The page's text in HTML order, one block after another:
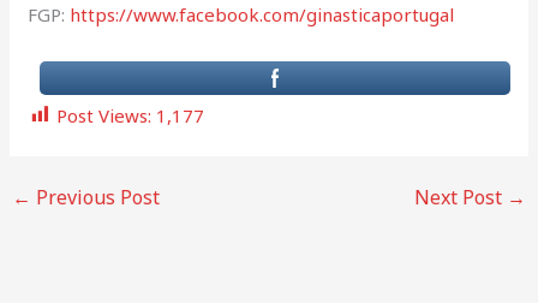
FGP: https://www.facebook.com/ginasticaportugal
Post Views: 1,177
← Previous Post Next Post →